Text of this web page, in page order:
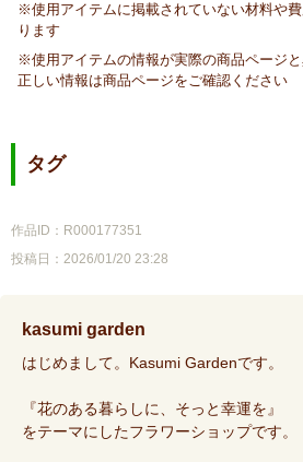
※使用アイテムに掲載されていない材料や
ります
※使用アイテムの情報が実際の商品ページと
正しい情報は商品ページをご確認ください
タグ
作品ID：R000177351
投稿日：2026/01/20 23:28
kasumi garden
はじめまして。Kasumi Gardenです。
『花のある暮らしに、そっと幸運を』
をテーマにしたフラワーショップです。